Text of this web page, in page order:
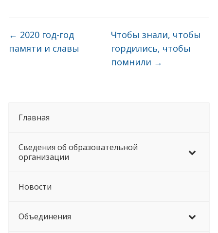
Главная
Сведения об образовательной
организации
Новости
Объединения
← 2020 год-год
памяти и славы
Чтобы знали, чтобы
гордились, чтобы
помнили →